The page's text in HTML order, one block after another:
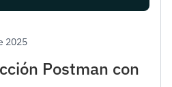
2025
Postman con